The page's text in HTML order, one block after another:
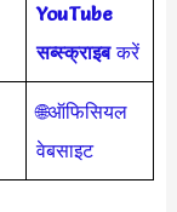
YouTube
सब्स्क्राइबकरें
🌐ऑफिसियल
वेबसाइट